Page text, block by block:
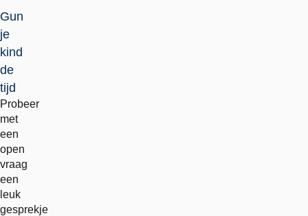
Gun
je
kind
de
tijd
Probeer
met
een
open
vraag
een
leuk
gesprekje